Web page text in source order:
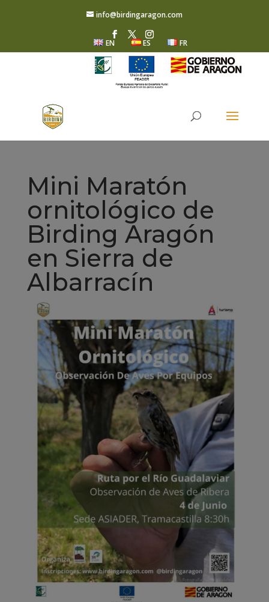
info@birdingaragon.com
EN ES FR
Mini Maratón
ornitológico de
Birding Aragón
en Sierra de
Albarracín